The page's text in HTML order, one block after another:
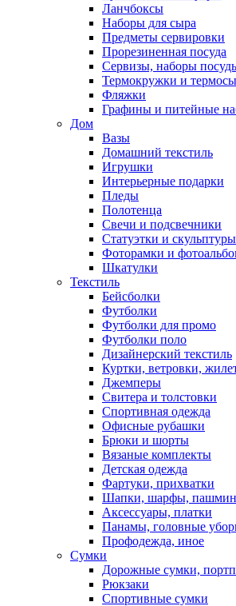
Ланчбоксы
Наборы для сыра
Предметы сервировки
Прорезиненная посуда
Сервизы, наборы
Термокружки и термосы
Фляжки
Графины и питейные
Дом
Вазы
Домашний текстиль
Игрушки
Интерьерные подарки
Пледы
Полотенца
Свечи и подсвечники
Статуэтки и скульптуры
Фоторамки и
Шкатулки
Текстиль
Бейсболки
Футболки
Футболки для промо
Футболки поло
Дизайнерский текстиль
Куртки, ветровки,
Джемперы
Свитера и толстовки
Спортивная одежда
Офисные рубашки
Брюки и шорты
Вязаные комплекты
Детская одежда
Фартуки, прихватки
Шапки, шарфы,
Аксессуары, платки
Панамы, головные
Профодежда, иное
Сумки
Дорожные сумки,
Рюкзаки
Спортивные сумки